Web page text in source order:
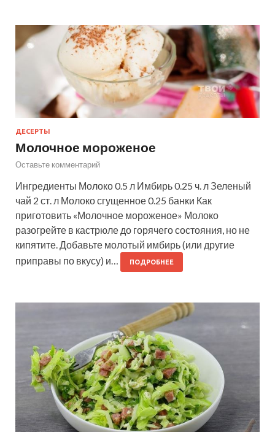
ДЕСЕРТЫ
Молочное мороженое
Оставьте комментарий
Ингредиенты Молоко 0.5 л Имбирь 0.25 ч. л Зеленый
чай 2 ст. л Молоко сгущенное 0.25 банки Как
приготовить «Молочное мороженое» Молоко
разогрейте в кастрюле до горячего состояния, но не
кипятите. Добавьте молотый имбирь (или другие
приправы по вкусу) и…
ПОДРОБНЕЕ